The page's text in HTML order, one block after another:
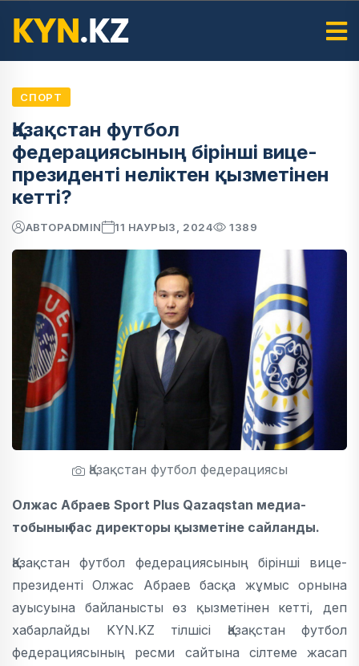
СПОРТ
Қазақстан футбол
федерациясының бірінші вице-
президенті неліктен қызметінен
кетті?
АВТОРADMIN 11 НАУРЫЗ, 2024 1389
Қазақстан футбол федерациясы
Олжас Абраев Sport Plus Qazaqstan медиа-
тобының бас директоры қызметіне сайланды.
Қазақстан футбол федерациясының бірінші вице-
президенті Олжас Абраев басқа жұмыс орнына
ауысуына байланысты өз қызметінен кетті, деп
хабарлайды KYN.KZ тілшісі Қазақстан футбол
федерациясының ресми сайтына сілтеме жасап